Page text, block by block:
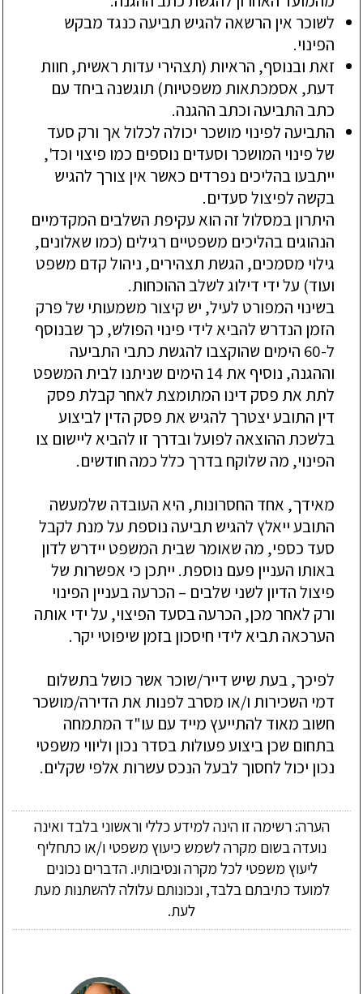
לשוכר אין הרשאה להגיש תביעה כנגד מבקש
הפינוי.
זאת ובנוסף, הראיות (תצהירי עדות ראשית, חוות
דעת, אסמכתאות משפטיות) תוגשנה ביחד עם
כתב התביעה וכתב ההגנה.
התביעה לפינוי מושכר יכולה לכלולאך ורק סעד
של פינוי המושכר וסעדים נוספים כמו פיצוי וכד',
ייתבעו בהליכים נפרדים כאשר אין צורך להגיש
בקשה לפיצול סעדים.
היתרון במסלול זה הוא עקיפת השלבים המקדמיים
הנהוגים בהליכים משפטיים רגילים (כמו שאלונים,
גילוי מסמכים, הגשת תצהירים, ניהול קדם משפט
ועוד) על ידי דילוג לשלב ההוכחות.
בשינוי המפורט לעיל, יש קיצור משמעותי של פרק
הזמן הנדרש להביא לידי פינוי הפולש, כך שבנוסף
ל-60 הימים שהוקצבו להגשת כתבי התביעה
וההגנה, נוסיף את 14 הימים שניתנו לבית המשפט
לתת את פסק דינו המתומצת לאחר קבלת פסק
דין התובע יצטרך להגיש את פסק הדין לביצוע
בלשכת ההוצאה לפועלובדרך זו להביא ליישום צו
הפינוי, מה שלוקחבדרך כלל כמה חודשים.
מאידך, אחד החסרונות, היא העובדה שלמעשה
התובע ייאלץ להגיש תביעה נוספת על מנת לקבל
סעד כספי, מה שאומר שבית המשפט יידרש לדון
באותו העניין פעם נוספת. ייתכן כי אפשרות של
פיצול הדיון לשני שלבים – הכרעה בעניין הפינוי
ורק לאחר מכן, הכרעה בסעד הפיצוי, על ידי אותה
הערכאה תביא לידי חיסכון בזמן שיפוטי יקר.
לפיכך, בעת שיש דייר/שוכר אשר כושל בתשלום
דמי השכירות ו/או מסרב לפנות את הדירה/מושכר
חשוב מאוד להתייעץ מייד עם עו"ד המתמחה
בתחום שכן ביצוע פעולות בסדר נכון וליווי משפטי
נכון יכול לחסוך לבעל הנכס עשרות אלפי שקלים.
הערה: רשימה זו הינה למידע כללי וראשוני בלבד ואינה
נועדה בשום מקרה לשמש כיעוץ משפטי ו/או כתחליף
ליעוץ משפטי לכל מקרה ונסיבותיו. הדברים נכונים
למועד כתיבתם בלבד, ונכונותם עלולה להשתנות מעת
לעת.